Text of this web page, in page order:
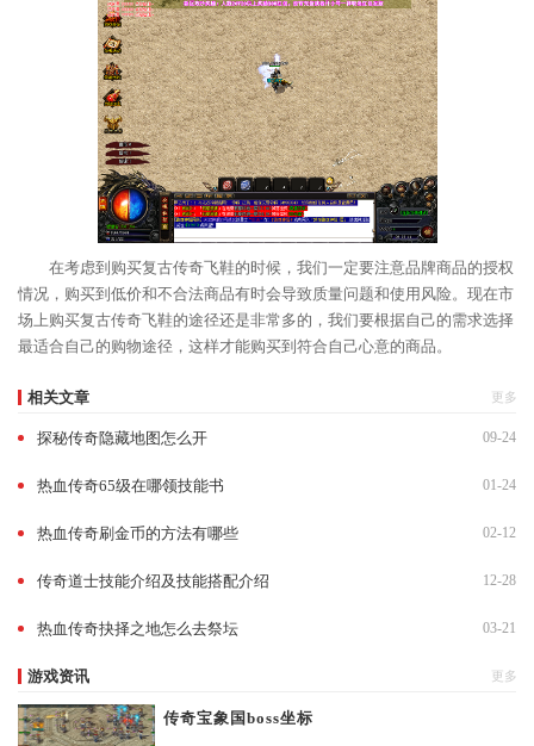
在考虑到购买复古传奇飞鞋的时候，我们一定要注意品牌商品的授权
情况，购买到低价和不合法商品有时会导致质量问题和使用风险。现在市
场上购买复古传奇飞鞋的途径还是非常多的，我们要根据自己的需求选择
最适合自己的购物途径，这样才能购买到符合自己心意的商品。
相关文章 更多
探秘传奇隐藏地图怎么开 09-24
热血传奇65级在哪领技能书 01-24
热血传奇刷金币的方法有哪些 02-12
传奇道士技能介绍及技能搭配介绍 12-28
热血传奇抉择之地怎么去祭坛 03-21
游戏资讯 更多
传奇宝象国boss坐标